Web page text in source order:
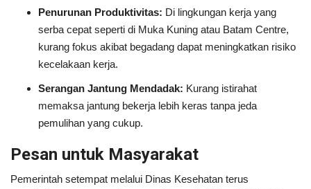
Penurunan Produktivitas: Di lingkungan kerja yang
serba cepat seperti di Muka Kuning atau Batam Centre,
kurang fokus akibat begadang dapat meningkatkan risiko
kecelakaan kerja.
Serangan Jantung Mendadak: Kurang istirahat
memaksa jantung bekerja lebih keras tanpa jeda
pemulihan yang cukup.
Pesan untuk Masyarakat
Pemerintah setempat melalui Dinas Kesehatan terus